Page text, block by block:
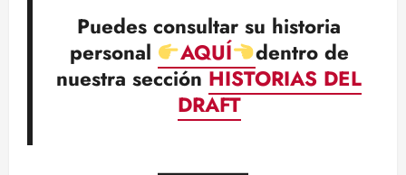
Puedes consultar su historia
personal
AQUÍ
dentro de
nuestra sección HISTORIAS DEL
DRAFT